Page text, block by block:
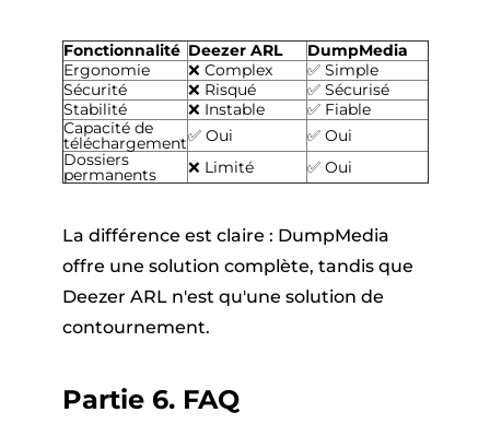
Fonctionnalité Deezer ARL
DumpMedia
Ergonomie
❌ Complex
✅ Simple
Sécurité
❌ Risqué
✅ Sécurisé
Stabilité
❌ Instable
✅ Fiable
Capacité de
téléchargement✅ Oui
✅ Oui
Dossiers
permanents ❌ Limité ✅ Oui
La différence est claire : DumpMedia
offre une solution complète, tandis que
Deezer ARL n'est qu'une solution de
contournement.
Partie 6. FAQ